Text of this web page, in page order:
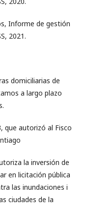
Informe de gestión
2021.
domiciliarias de
a largo plazo
que autorizó al Fisco
la inversión de
en licitación pública
las inundaciones i
ciudades de la